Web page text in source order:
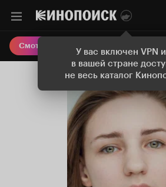
У вас включен VPN
в вашей стране
не весь каталог
Смотреть кино Онлайн-